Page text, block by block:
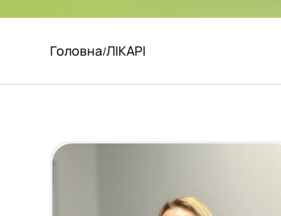
Головна/ЛІКАРІ